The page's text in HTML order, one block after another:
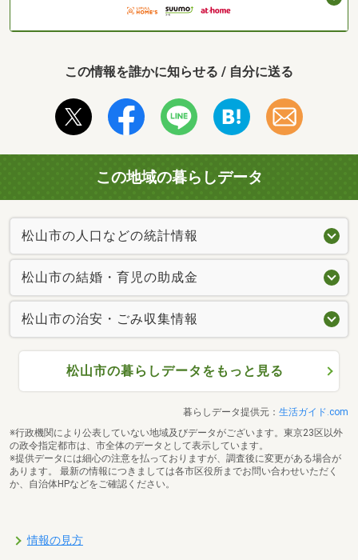
この情報を誰かに知らせる / 自分に送る
この地域の暮らしデータ
松山市の人口などの統計情報
松山市の結婚・育児の助成金
松山市の治安・ごみ収集情報
松山市の暮らしデータをもっと見る
暮らしデータ提供元： 生活ガイド.com
※行政機関により公表していない地域及びデータがございます。東京23区以外
の政令指定都市は、市全体のデータとして表示しています。
※提供データには細心の注意を払っておりますが、調査後に変更がある場合が
あります。 最新の情報につきましては各市区役所までお問い合わせいただく
か、自治体HPなどをご確認ください。
情報の見方